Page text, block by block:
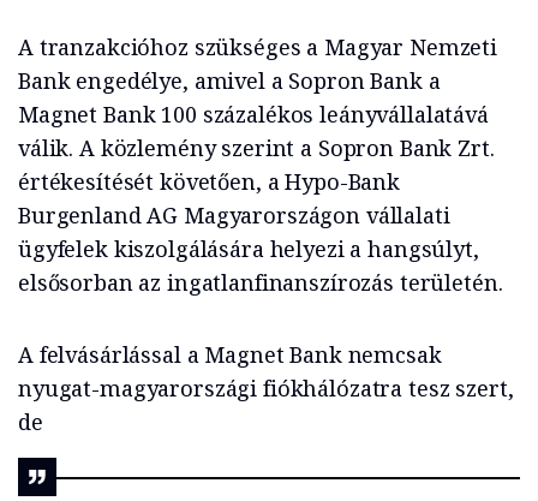
A tranzakcióhoz szükséges a Magyar Nemzeti
Bank engedélye, amivel a Sopron Bank a
Magnet Bank 100 százalékos leányvállalatává
válik. A közlemény szerint a Sopron Bank Zrt.
értékesítését követően, a Hypo-Bank
Burgenland AG Magyarországon vállalati
ügyfelek kiszolgálására helyezi a hangsúlyt,
elsősorban az ingatlanfinanszírozás területén.
A felvásárlással a Magnet Bank nemcsak
nyugat-magyarországi fiókhálózatra tesz szert,
de